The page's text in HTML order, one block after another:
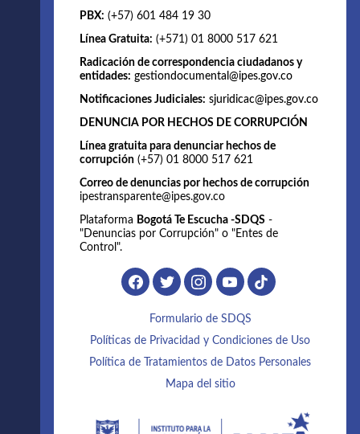
PBX: (+57) 601 484 19 30
Línea Gratuita: (+571) 01 8000 517 621
Radicación de correspondencia ciudadanos y
entidades: gestiondocumental@ipes.gov.co
Notificaciones Judiciales: sjuridicac@ipes.gov.co
DENUNCIA POR HECHOS DE CORRUPCIÓN
Línea gratuita para denunciar hechos de
corrupción (+57) 01 8000 517 621
Correo de denuncias por hechos de corrupción
ipestransparente@ipes.gov.co
Plataforma Bogotá Te Escucha -SDQS -
"Denuncias por Corrupción" o "Entes de
Control".
Formulario de SDQS
Políticas de Privacidad y Condiciones de Uso
Política de Tratamientos de Datos Personales
Mapa del sitio